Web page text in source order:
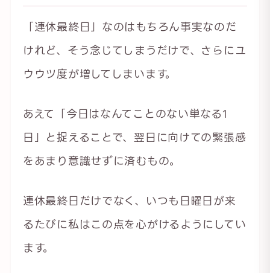
「連休最終日」なのはもちろん事実なのだ
けれど、そう念じてしまうだけで、さらにユ
ウウツ度が増してしまいます。
あえて「今日はなんてことのない単なる1
日」と捉えることで、翌日に向けての緊張感
をあまり意識せずに済むもの。
連休最終日だけでなく、いつも日曜日が来
るたびに私はこの点を心がけるようにしてい
ます。